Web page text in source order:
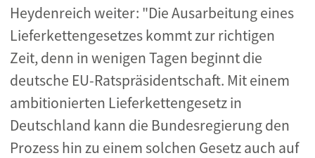
Heydenreich weiter: "Die Ausarbeitung eines
Lieferkettengesetzes kommt zur richtigen
Zeit, denn in wenigen Tagen beginnt die
deutsche EU-Ratspräsidentschaft. Mit einem
ambitionierten Lieferkettengesetz in
Deutschland kann die Bundesregierung den
Prozess hin zu einem solchen Gesetz auch auf